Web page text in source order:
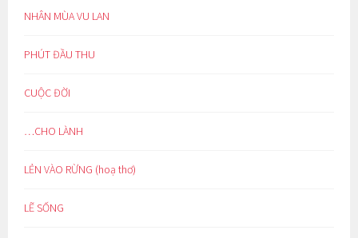
NHÂN MÙA VU LAN
PHÚT ĐẦU THU
CUỘC ĐỜI
…CHO LÀNH
LẺN VÀO RỪNG (hoạ thơ)
LẼ SỐNG